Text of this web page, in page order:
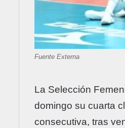
Fuente Externa
La Selección
domingo su cuarta
consecutiva, tras